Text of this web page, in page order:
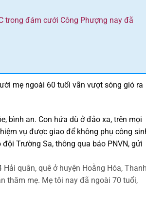
trong đám cưới Công Phượng nay đã
mẹ ngoài 60 tuổi vẫn vượt sóng gió ra
bình an. Con hứa dù ở đảo xa, trên mọi
vụ được giao để không phụ công
Trường Sa, thông qua báo PNVN, gửi
Hải quân, quê ở huyện Hoằng Hóa,
thăm mẹ. Mẹ tôi nay đã ngoài 70 tuổi,